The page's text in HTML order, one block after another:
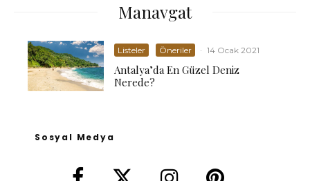
Manavgat
Listeler Öneriler · 14 Ocak 2021
Antalya’da En Güzel Deniz
Nerede?
Sosyal Medya